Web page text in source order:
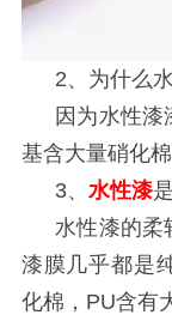
2、为什么
因为水性
基含大量硝化棉
3、 水性漆
水性漆的柔
漆膜几乎都是
化棉， PU含有